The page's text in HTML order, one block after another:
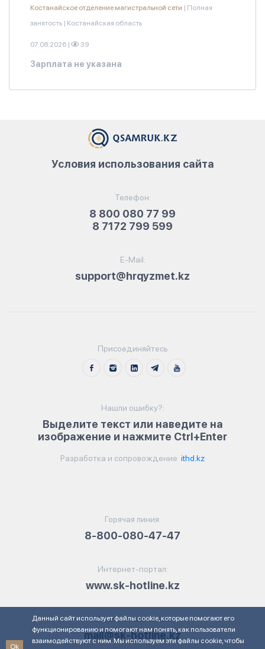
Костанайское отделение магистральной сети | Полная
занятость | Костанайская область
07.08.2026 | 39
Зарплата не указана
Телефон:
8 800 080 77 99
8 7172 799 599
E-Mail:
support@hrqyzmet.kz
Условия использования сайта
Присоединяйтесь
Нашли ошибку?:
Выделите текст или наведите на
изображение и нажмите Ctrl+Enter
Разработка и сопровождение ithd.kz
Горячая линия:
8-800-080-47-47
Интернет-портал:
www.sk-hotline.kz
Электронная почта:
mail@sk-hotline.kz
Ok
Данный сайт использует файлы cookie, которые помогают его
функционированию и помогают нам понять, как пользователи
взаимодействуют с ним. Мы используем эти файлы cookie, чтобы